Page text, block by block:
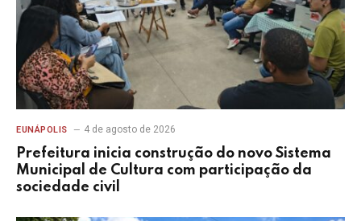
EUNÁPOLIS 4 de agosto de 2026
Prefeitura inicia construção do novo Sistema
Municipal de Cultura com participação da
sociedade civil